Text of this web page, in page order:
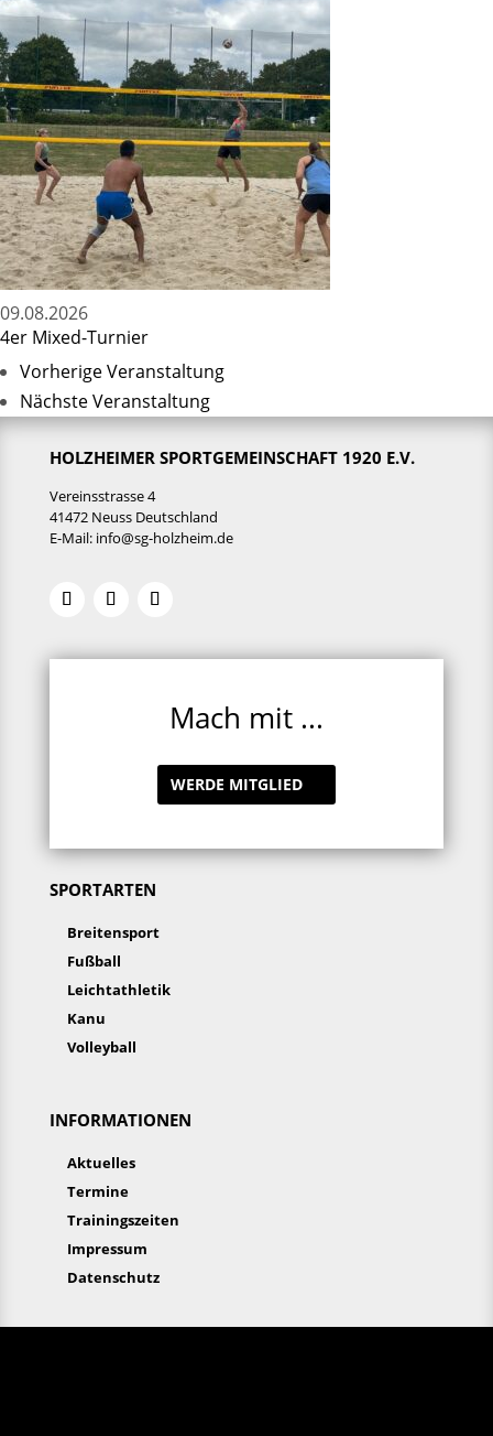
09.08.2026
4er Mixed-Turnier
Vorherige Veranstaltung
Nächste Veranstaltung
HOLZHEIMER SPORTGEMEINSCHAFT 1920 E.V.
Vereinsstrasse 4
41472 Neuss Deutschland
E-Mail: info@sg-holzheim.de
Mach mit ...
WERDE MITGLIED
SPORTARTEN
Breitensport
Fußball
Leichtathletik
Kanu
Volleyball
INFORMATIONEN
Aktuelles
Termine
Trainingszeiten
Impressum
Datenschutz